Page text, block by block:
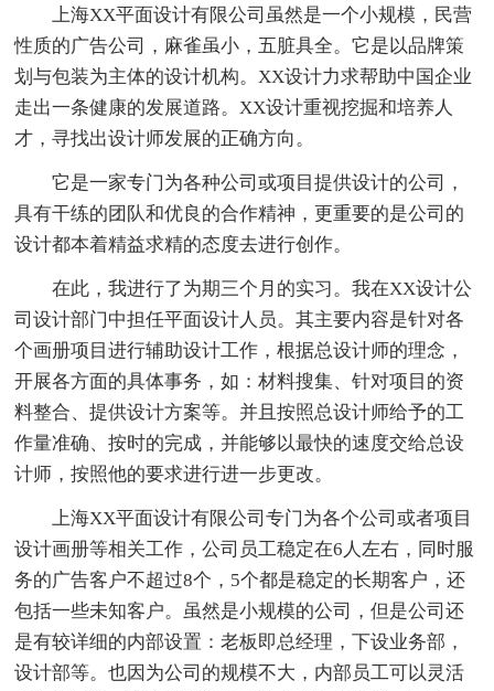
上海XX平面设计有限公司虽然是一个小规模，民营
性质的广告公司，麻雀虽小，五脏具全。它是以品牌策
划与包装为主体的设计机构。XX设计力求帮助中国企业
走出一条健康的发展道路。XX设计重视挖掘和培养人
才，寻找出设计师发展的正确方向。
它是一家专门为各种公司或项目提供设计的公司，
具有干练的团队和优良的合作精神，更重要的是公司的
设计都本着精益求精的态度去进行创作。
在此，我进行了为期三个月的实习。我在XX设计公
司设计部门中担任平面设计人员。其主要内容是针对各
个画册项目进行辅助设计工作，根据总设计师的理念，
开展各方面的具体事务，如：材料搜集、针对项目的资
料整合、提供设计方案等。并且按照总设计师给予的工
作量准确、按时的完成，并能够以最快的速度交给总设
计师，按照他的要求进行进一步更改。
上海XX平面设计有限公司专门为各个公司或者项目
设计画册等相关工作，公司员工稳定在6人左右，同时服
务的广告客户不超过8个，5个都是稳定的长期客户，还
包括一些未知客户。虽然是小规模的公司，但是公司还
是有较详细的内部设置：老板即总经理，下设业务部，
设计部等。也因为公司的规模不大，内部员工可以灵活